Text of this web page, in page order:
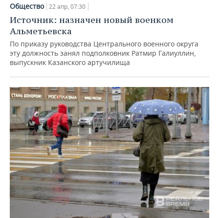
НЕФТЕХИМИЯ
НЕФТЬ
ОПК
РОЗНИЧНАЯ ТОРГОВЛЯ
ТРАНСПОРТ
УСЛУГИ
НОВОСТИ ТЕХНОЛОГИЙ
IT
МЕДИА
ТЕЛЕКОММУНИКАЦИИ
МЕРОПРИЯТИЯ
НОВОСТИ МЕРОПРИЯТИЙ
ВЫЕЗДНАЯ РЕДАКЦИЯ
БИЗНЕС-БРАНЧИ
ONLINE-КОНФЕРЕНЦИИ
ОТКРЫТАЯ ЛЕКЦИЯ
СПОРТ
НОВОСТИ СПОРТА
ФУТБОЛ
ХОККЕЙ
БАСКЕТБОЛ
ВОЛЕЙБОЛ
КИБЕРСПОРТ
ФИГУРНОЕ КАТАНИЕ
ОБЩЕСТВО
НОВОСТИ ОБЩЕСТВА
ВЛАСТЬ
ИНФРАСТРУКТУРА
ИСТОРИЯ
КУЛЬТУРА
МЕДИЦИНА
ФОТОГАЛЕРЕЯ
СЮЖЕТЫ
СПРАВОЧНИК
СПИСОК ПЕРСОН
СПИСОК КОМПАНИЙ
ПОЛНАЯ ВЕРСИЯ
Общество 22 апр, 07:30
Источник: назначен новый военком
Альметьевска
По приказу руководства Центрального военного округа
эту должность занял подполковник Ратмир Галиуллин,
выпускник Казанского артучилища